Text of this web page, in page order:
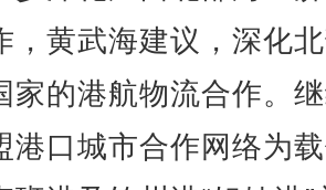
，黄武海建议，深化
家的港航物流合作。
口城市合作网络为